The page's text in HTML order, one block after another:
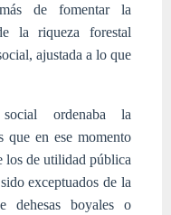
de fomentar la
la riqueza forestal
ajustada a lo que
ordenaba la
que en ese momento
los de utilidad pública
exceptuados de la
dehesas boyales o